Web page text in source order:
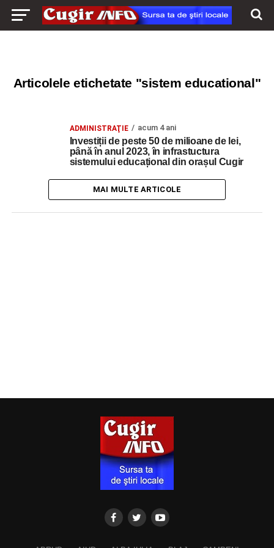
Articolele etichetate "sistem educational"
ADMINISTRAŢIE acum 4 ani
Investiții de peste 50 de milioane de lei,
până în anul 2023, în infrastuctura
sistemului educațional din orașul Cugir
MAI MULTE ARTICOLE